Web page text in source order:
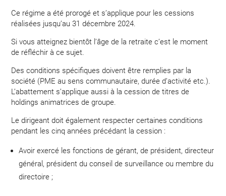
Ce régime a été prorogé et s’applique pour les cessions
réalisées jusqu’au 31 décembre 2024.
Si vous atteignez bientôt l’âge de la retraite c’est le moment
de réfléchir à ce sujet.
Des conditions spécifiques doivent être remplies par la
société (PME au sens communautaire, durée d’activité etc.).
L’abattement s’applique aussi à la cession de titres de
holdings animatrices de groupe.
Le dirigeant doit également respecter certaines conditions
pendant les cinq années précédant la cession :
Avoir exercé les fonctions de gérant, de président, directeur
général, président du conseil de surveillance ou membre du
directoire ;